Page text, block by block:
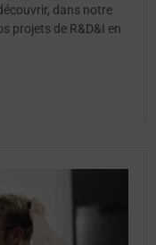
dans notre
projets de R&D&I en